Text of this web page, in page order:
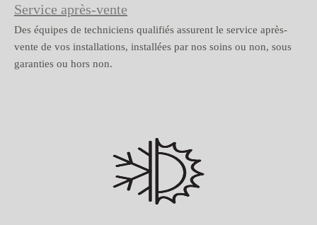
Service après-vente
Des équipes de techniciens qualifiés assurent le service après-
vente de vos installations, installées par nos soins ou non, sous
garanties ou hors non.